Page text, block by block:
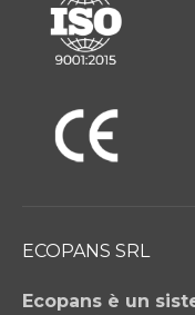
ECOPANS SRL
Ecopans è un